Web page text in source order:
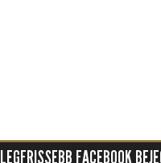
LEGFRISSEBB FACEBOOK